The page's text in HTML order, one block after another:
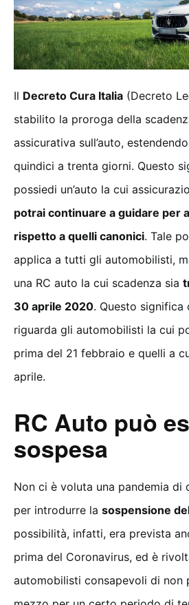
Il Decreto Cura Italia (Decreto
stabilito la proroga della
assicurativa sull’auto,
quindici a trenta giorni. Questo
possiedi un’auto la cui
potrai continuare a guidare per
rispetto a quelli canonici. Tale
applica a tutti gli automobilisti,
una RC auto la cui scadenza sia
30 aprile 2020. Questo significa
riguarda gli automobilisti la cui
prima del 21 febbraio e quelli a
aprile.
RC Auto può
sospesa
Non ci è voluta una pandemia di
per introdurre la sospensione
possibilità, infatti, era prevista
prima del Coronavirus, ed è
automobilisti consapevoli di non